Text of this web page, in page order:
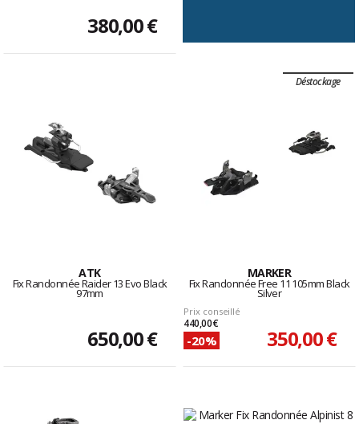
380,00 €
ATK
Fix Randonnée Raider 13 Evo Black
97mm
650,00 €
Déstockage
MARKER
Fix Randonnée Free 11 105mm Black
Silver
Prix conseillé
440,00 €
-20% 350,00 €